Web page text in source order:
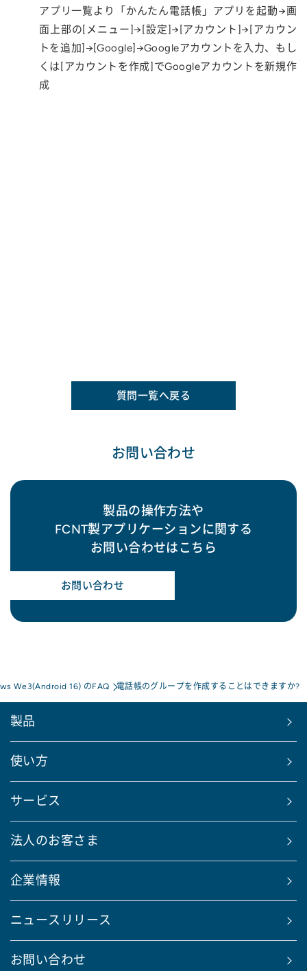
アプリ一覧より「かんたん電話帳」アプリを起動→画
面上部の[メニュー]→[設定]→[アカウント]→[アカウン
トを追加]→[Google]→Googleアカウントを入力、もし
くは[アカウントを作成]でGoogleアカウントを新規作
成
質問一覧へ戻る
お問い合わせ
製品の操作方法や
FCNT製アプリケーションに関する
お問い合わせはこちら
お問い合わせ
We3(Android 16) のFAQ 電話帳のグループを作成することはできますか?
製品
使い方
サービス
法人のお客さま
企業情報
ニュースリリース
お問い合わせ